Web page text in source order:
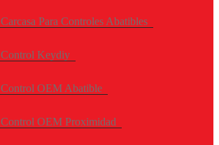
Carcasa Para Controles Abatibles
Control Keydiy
Control OEM Abatible
Control OEM Proximidad